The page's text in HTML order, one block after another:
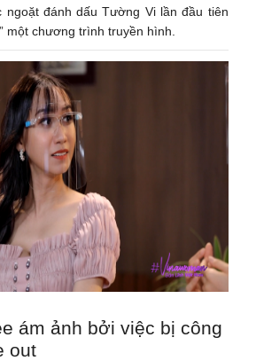
đánh dấu Tường Vi lần đầu tiên
một chương trình truyền hình.
ám ảnh bởi việc bị công
out